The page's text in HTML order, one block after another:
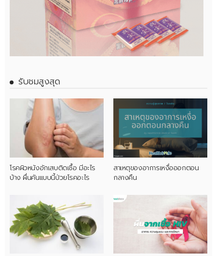
รับชมสูงสุด
โรคผิวหนังอักเสบติดเชื้อ มีอะไร
บ้าง ผื่นคันแบบนี้ป่วยโรคอะไร
สาเหตุของอาการเหงื่อออกตอน
กลางคืน